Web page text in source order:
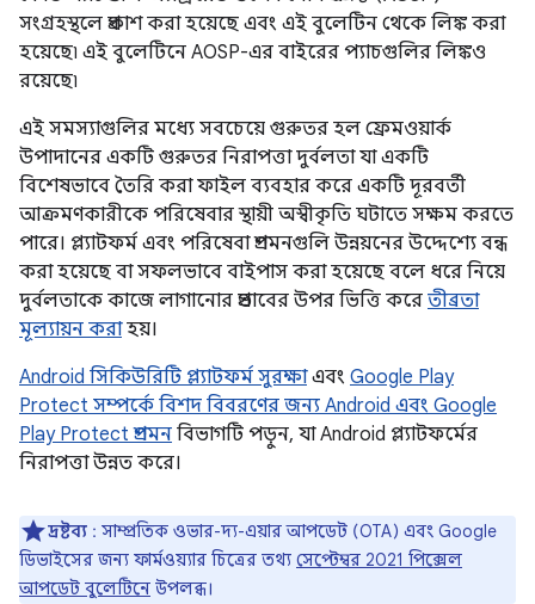
সংগ্রহস্থলে প্রকাশ করা হয়েছে এবং এই বুলেটিন থেকে লিঙ্ক করা
হয়েছে৷ এই বুলেটিনে AOSP-এর বাইরের প্যাচগুলির লিঙ্কও
রয়েছে৷
এই সমস্যাগুলির মধ্যে সবচেয়ে গুরুতর হল ফ্রেমওয়ার্ক
উপাদানের একটি গুরুতর নিরাপত্তা দুর্বলতা যা একটি
বিশেষভাবে তৈরি করা ফাইল ব্যবহার করে একটি দূরবর্তী
আক্রমণকারীকে পরিষেবার স্থায়ী অস্বীকৃতি ঘটাতে সক্ষম করতে
পারে। প্ল্যাটফর্ম এবং পরিষেবা প্রশমনগুলি উন্নয়নের উদ্দেশ্যে বন্ধ
করা হয়েছে বা সফলভাবে বাইপাস করা হয়েছে বলে ধরে নিয়ে
দুর্বলতাকে কাজে লাগানোর প্রভাবের উপর ভিত্তি করে তীব্রতা
মূল্যায়ন করাহয়।
Android সিকিউরিটি প্ল্যাটফর্ম সুরক্ষাএবং Google Play
Protect সম্পর্কে বিশদ বিবরণের জন্য Android এবং Google
Play Protect প্রশমন বিভাগটি পড়ুন, যা Android প্ল্যাটফর্মের
নিরাপত্তা উন্নত করে।
দ্রষ্টব্য : সাম্প্রতিক ওভার-দ্য-এয়ার আপডেট (OTA) এবং Google
ডিভাইসের জন্য ফার্মওয়্যার চিত্রের তথ্য সেপ্টেম্বর 2021 পিক্সেল
আপডেট বুলেটিনে উপলব্ধ।